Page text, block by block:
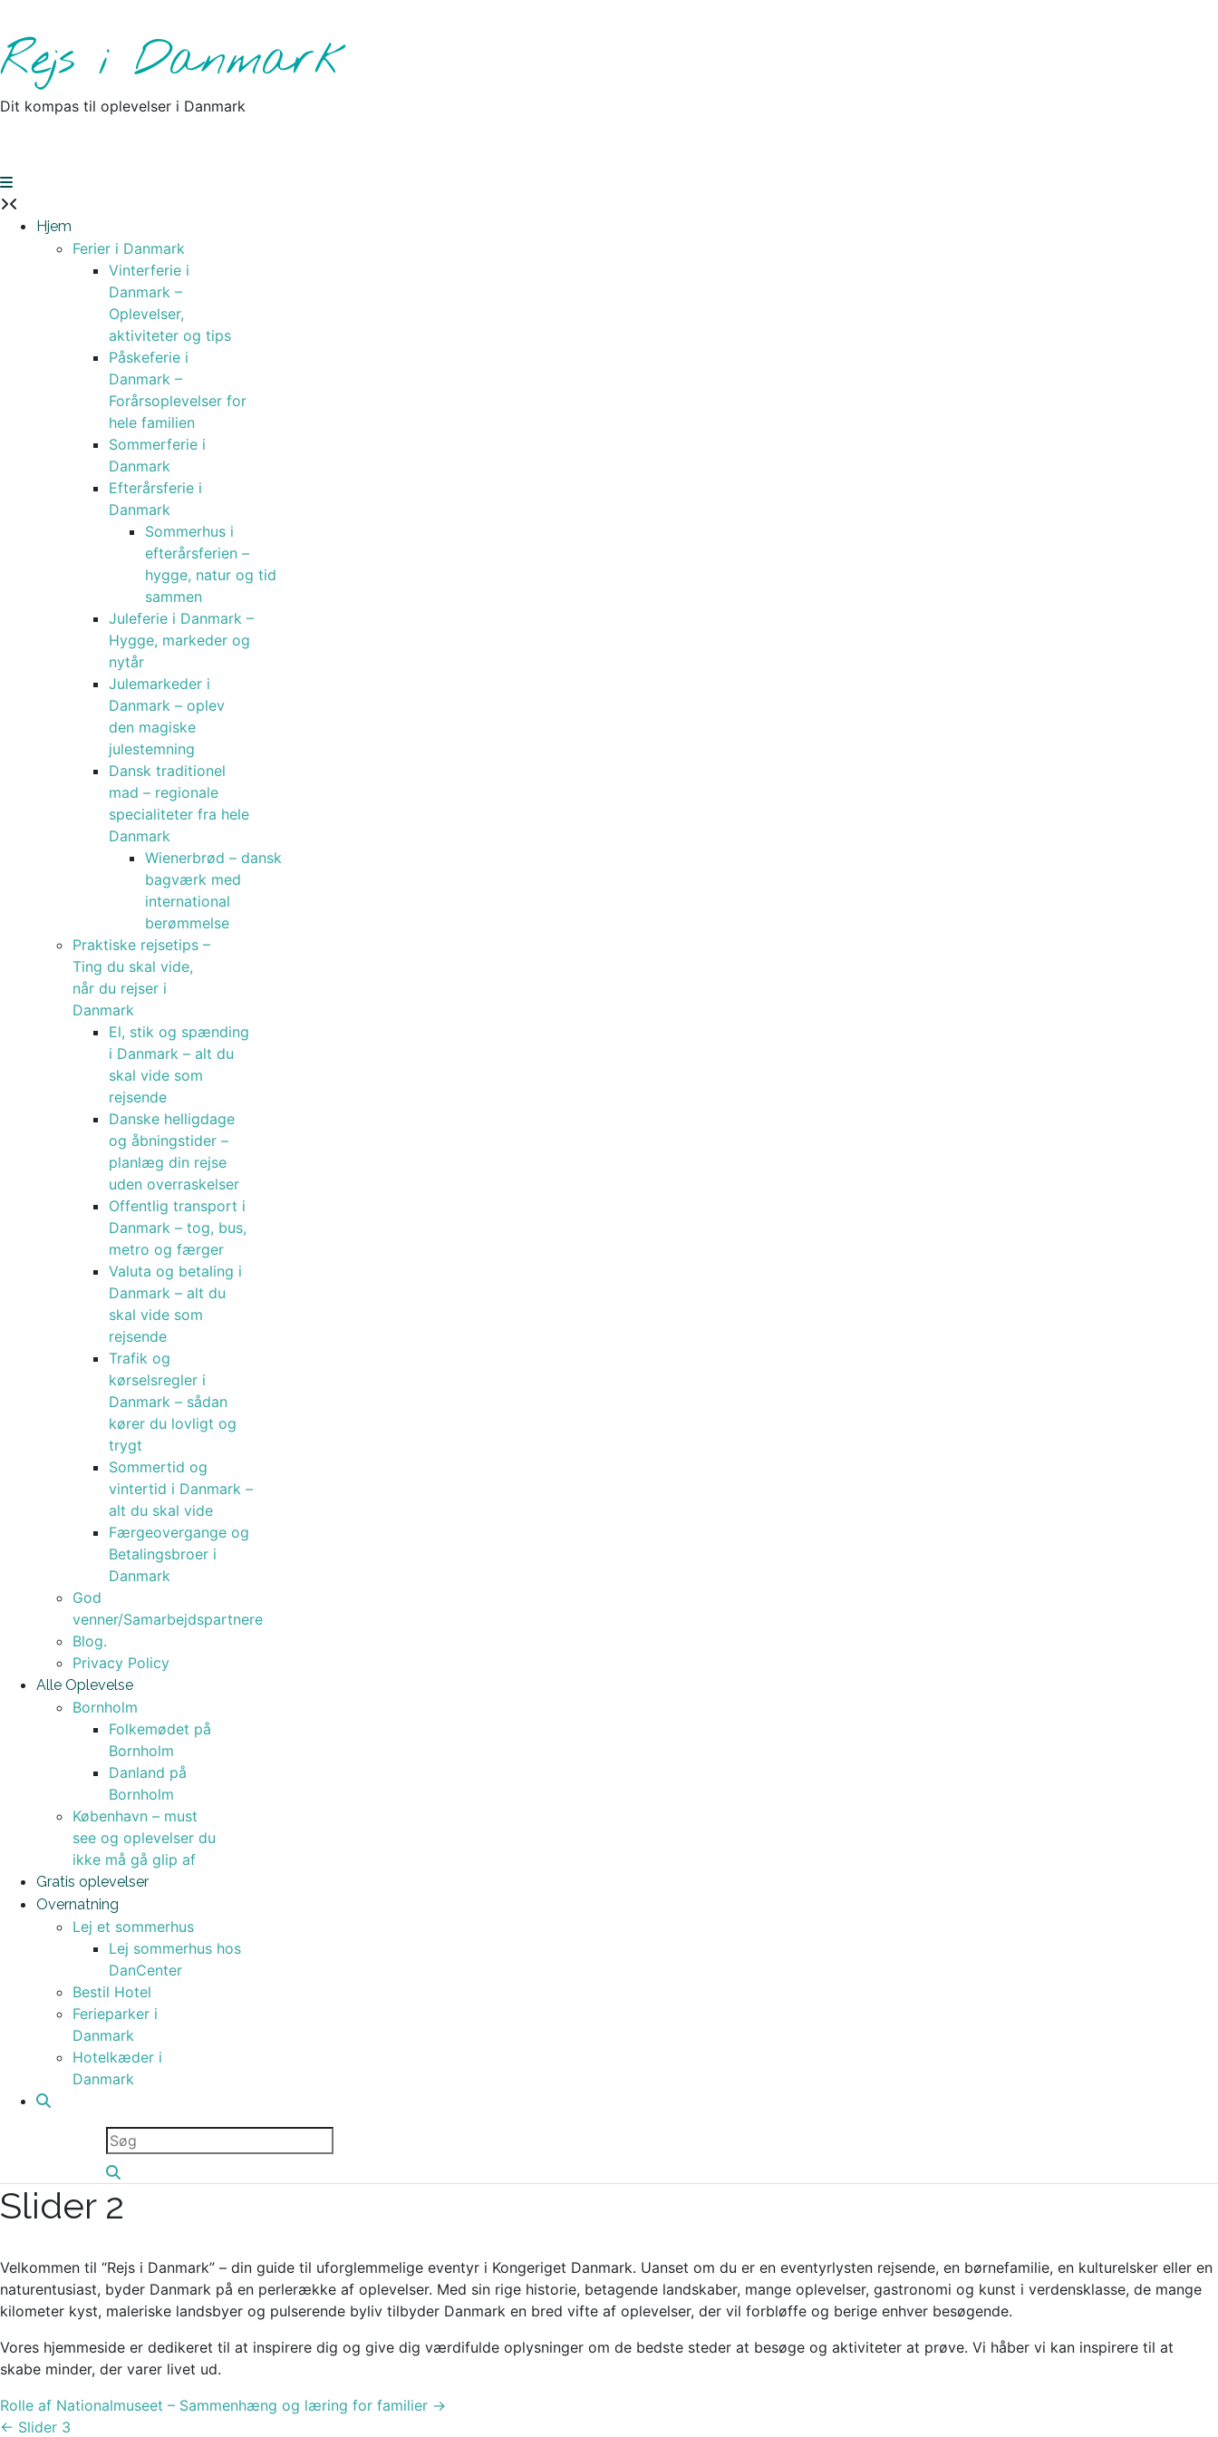
content
Rejs i Danmark
Dit kompas til oplevelser i Danmark
Hjem
Ferier i Danmark
Vinterferie i
Danmark –
Oplevelser,
aktiviteter og tips
Påskeferie i
Danmark –
Forårsoplevelser for
hele familien
Sommerferie i
Danmark
Efterårsferie i
Danmark
Sommerhus i
efterårsferien –
hygge, natur og tid
sammen
Juleferie i Danmark –
Hygge, markeder og
nytår
Julemarkeder i
Danmark – oplev
den magiske
julestemning
Dansk traditionel
mad – regionale
specialiteter fra hele
Danmark
Wienerbrød – dansk
bagværk med
international
berømmelse
Praktiske rejsetips –
Ting du skal vide,
når du rejser i
Danmark
El, stik og spænding
i Danmark – alt du
skal vide som
rejsende
Danske helligdage
og åbningstider –
planlæg din rejse
uden overraskelser
Offentlig transport i
Danmark – tog, bus,
metro og færger
Valuta og betaling i
Danmark – alt du
skal vide som
rejsende
Trafik og
kørselsregler i
Danmark – sådan
kører du lovligt og
trygt
Sommertid og
vintertid i Danmark –
alt du skal vide
Færgeovergange og
Betalingsbroer i
Danmark
God
venner/Samarbejdspartnere
Blog.
Privacy Policy
Alle Oplevelse
Bornholm
Folkemødet på
Bornholm
Danland på
Bornholm
København – must
see og oplevelser du
ikke må gå glip af
Gratis oplevelser
Overnatning
Lej et sommerhus
Lej sommerhus hos
DanCenter
Bestil Hotel
Ferieparker i
Danmark
Hotelkæder i
Danmark
Slider 2
Velkommen til “Rejs i Danmark” – din guide til uforglemmelige eventyr i Kongeriget Danmark. Uanset om du er en eventyrlysten rejsende, en børnefamilie, en kulturelsker eller en
naturentusiast, byder Danmark på en perlerække af oplevelser. Med sin rige historie, betagende landskaber, mange oplevelser, gastronomi og kunst i verdensklasse, de mange
kilometer kyst, maleriske landsbyer og pulserende byliv tilbyder Danmark en bred vifte af oplevelser, der vil forbløffe og berige enhver besøgende.
Vores hjemmeside er dedikeret til at inspirere dig og give dig værdifulde oplysninger om de bedste steder at besøge og aktiviteter at prøve. Vi håber vi kan inspirere til at
skabe minder, der varer livet ud.
Post
navigation
Rolle af Nationalmuseet – Sammenhæng og læring for familier →
← Slider 3